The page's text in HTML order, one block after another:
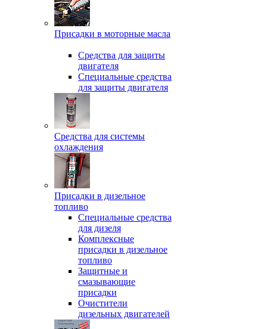
Присадки в моторные масла
Средства для защиты
двигателя
Специальныe средства
для защиты двигателя
Средства для системы
охлаждения
Присадки в дизельное
топливо
Спeциальные средства
для дизеля
Комплексные
присадки в дизельное
топливо
Защитные и
смазывающие
присадки
Очистители
дизельных двигателей